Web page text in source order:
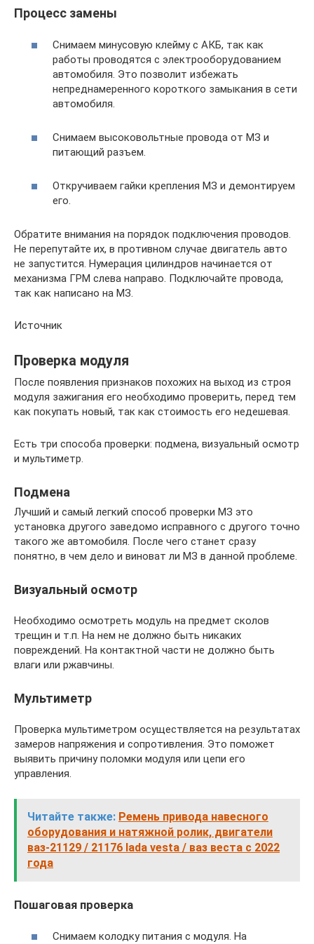
Процесс замены
Снимаем минусовую клейму с АКБ, так как
работы проводятся с электрооборудованием
автомобиля. Это позволит избежать
непреднамеренного короткого замыкания в сети
автомобиля.
Снимаем высоковольтные провода от МЗ и
питающий разъем.
Откручиваем гайки крепления МЗ и демонтируем
его.
Обратите внимания на порядок подключения проводов.
Не перепутайте их, в противном случае двигатель авто
не запустится. Нумерация цилиндров начинается от
механизма ГРМ слева направо. Подключайте провода,
так как написано на МЗ.
Источник
Проверка модуля
После появления признаков похожих на выход из строя
модуля зажигания его необходимо проверить, перед тем
как покупать новый, так как стоимость его недешевая.
Есть три способа проверки: подмена, визуальный осмотр
и мультиметр.
Подмена
Лучший и самый легкий способ проверки МЗ это
установка другого заведомо исправного с другого точно
такого же автомобиля. После чего станет сразу
понятно, в чем дело и виноват ли МЗ в данной проблеме.
Визуальный осмотр
Необходимо осмотреть модуль на предмет сколов
трещин и т.п. На нем не должно быть никаких
повреждений. На контактной части не должно быть
влаги или ржавчины.
Мультиметр
Проверка мультиметром осуществляется на результатах
замеров напряжения и сопротивления. Это поможет
выявить причину поломки модуля или цепи его
управления.
Читайте также: Ремень привода навесного
оборудования и натяжной ролик, двигатели
ваз-21129 / 21176 lada vesta / ваз веста с 2022
года
Пошаговая проверка
Снимаем колодку питания с модуля. На